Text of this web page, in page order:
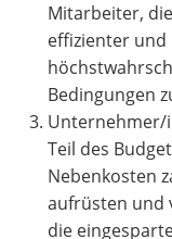
Mitarbeiter,
effizienter
Bedingungen
Unternehmer/
Teil des
Nebenkosten
aufrüsten und
die